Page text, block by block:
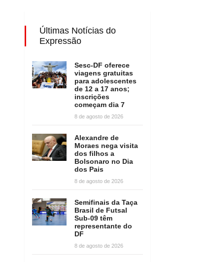
Últimas Notícias do
Expressão
Sesc-DF oferece
viagens gratuitas
para adolescentes
de 12 a 17 anos;
inscrições
começam dia 7
8 de agosto de 2026
Alexandre de
Moraes nega visita
dos filhos a
Bolsonaro no Dia
dos Pais
8 de agosto de 2026
Semifinais da Taça
Brasil de Futsal
Sub-09 têm
representante do
DF
8 de agosto de 2026